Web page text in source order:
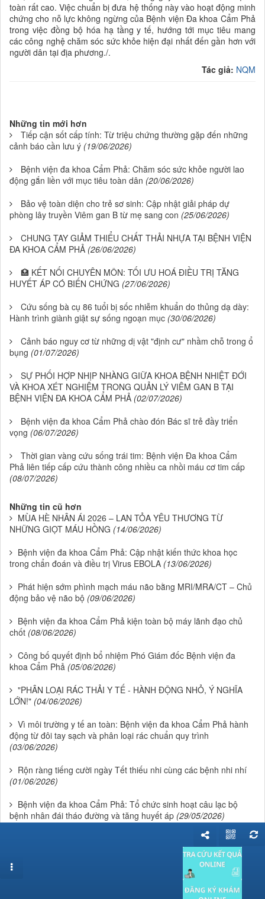
toàn rất cao. Việc chuẩn bị đưa hệ thống này vào hoạt động minh
chứng cho nỗ lực không ngừng của Bệnh viện Đa khoa Cẩm Phả
trong việc đồng bộ hóa hạ tầng y tế, hướng tới mục tiêu mang
các công nghệ chăm sóc sức khỏe hiện đại nhất đến gần hơn với
người dân tại địa phương./.
Tác giả: NQM
Những tin mới hơn
Tiếp cận sốt cấp tính: Từ triệu chứng thường gặp đến những
cảnh báo cần lưu ý (19/06/2026)
Bệnh viện đa khoa Cẩm Phả: Chăm sóc sức khỏe người lao
động gắn liền với mục tiêu toàn dân (20/06/2026)
Bảo vệ toàn diện cho trẻ sơ sinh: Cập nhật giải pháp dự
phòng lây truyền Viêm gan B từ mẹ sang con (25/06/2026)
CHUNG TAY GIẢM THIỂU CHẤT THẢI NHỰA TẠI BỆNH VIỆN
ĐA KHOA CẨM PHẢ (26/06/2026)
🏥 KẾT NỐI CHUYÊN MÔN: TỐI ƯU HOÁ ĐIỀU TRỊ TĂNG
HUYẾT ÁP CÓ BIẾN CHỨNG (27/06/2026)
Cứu sống bà cụ 86 tuổi bị sốc nhiễm khuẩn do thủng dạ dày:
Hành trình giành giật sự sống ngoạn mục (30/06/2026)
Cảnh báo nguy cơ từ những dị vật "định cư" nhầm chỗ trong ổ
bụng (01/07/2026)
SỰ PHỐI HỢP NHỊP NHÀNG GIỮA KHOA BỆNH NHIỆT ĐỚI
VÀ KHOA XÉT NGHIỆM TRONG QUẢN LÝ VIÊM GAN B TẠI
BỆNH VIỆN ĐA KHOA CẨM PHẢ (02/07/2026)
Bệnh viện đa khoa Cẩm Phả chào đón Bác sĩ trẻ đầy triển
vọng (06/07/2026)
Thời gian vàng cứu sống trái tim: Bệnh viện Đa khoa Cẩm
Phả liên tiếp cấp cứu thành công nhiều ca nhồi máu cơ tim cấp
(08/07/2026)
Những tin cũ hơn
MÙA HÈ NHÂN ÁI 2026 – LAN TỎA YÊU THƯƠNG TỪ
NHỮNG GIỌT MÁU HỒNG (14/06/2026)
Bệnh viện đa khoa Cẩm Phả: Cập nhật kiến thức khoa học
trong chẩn đoán và điều trị Virus EBOLA (13/06/2026)
Phát hiện sớm phình mạch máu não bằng MRI/MRA/CT – Chủ
động bảo vệ não bộ (09/06/2026)
Bệnh viện đa khoa Cẩm Phả kiện toàn bộ máy lãnh đạo chủ
chốt (08/06/2026)
Công bố quyết định bổ nhiệm Phó Giám đốc Bệnh viện đa
khoa Cẩm Phả (05/06/2026)
"PHÂN LOẠI RÁC THẢI Y TẾ - HÀNH ĐỘNG NHỎ, Ý NGHĨA
LỚN!" (04/06/2026)
Vì môi trường y tế an toàn: Bệnh viện đa khoa Cẩm Phả hành
động từ đôi tay sạch và phân loại rác chuẩn quy trình
(03/06/2026)
Rộn ràng tiếng cười ngày Tết thiếu nhi cùng các bệnh nhi nhí
(01/06/2026)
Bệnh viện đa khoa Cẩm Phả: Tổ chức sinh hoạt câu lạc bộ
bệnh nhân đái tháo đường và tăng huyết áp (29/05/2026)
Sinh hoạt khoa học: "Nhiễm khuẩn huyết do tụ cầu vàng"